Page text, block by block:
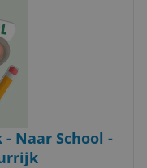
- Naar School -